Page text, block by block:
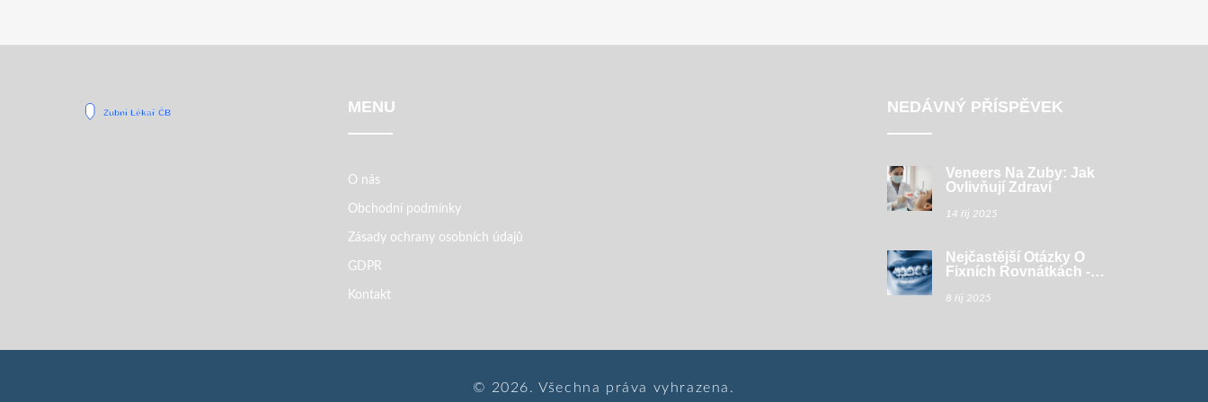
MENU
O nás
Obchodní podmínky
Zásady ochrany osobních údajů
GDPR
Kontakt
NEDÁVNÝ PŘÍSPĚVEK
Veneers Na Zuby: Jak
Ovlivňují Zdraví
14 říj 2025
Nejčastější Otázky O
Fixních Rovnátkách -
8 říj 2025
© 2026. Všechna práva vyhrazena.